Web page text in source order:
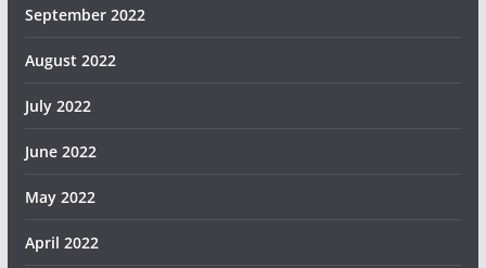
September 2022
August 2022
July 2022
June 2022
May 2022
April 2022